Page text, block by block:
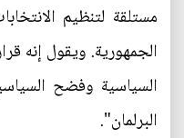
مستلقة لتنظيم
الجمهورية. ويقول إنه
السياسية وفضح
البرلمان".